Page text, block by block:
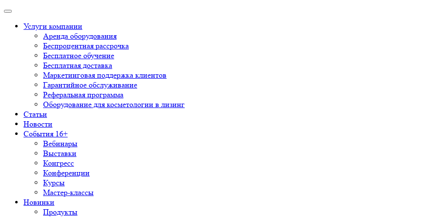
Услуги компании
Аренда оборудования
Беспроцентная рассрочка
Бесплатное обучение
Бесплатная доставка
Маркетинговая поддержка клиентов
Гарантийное обслуживание
Реферальная программа
Оборудование для косметологии в лизинг
Статьи
Новости
События 16+
Вебинары
Выставки
Конгресс
Конференции
Курсы
Мастер-классы
Новинки
Продукты